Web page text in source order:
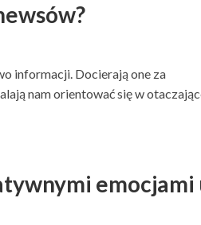
informacji. Docierają one za
nam orientować się w
emocjami